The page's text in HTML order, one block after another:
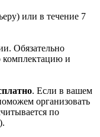
или в течение 7
Обязательно
комплектацию и
. Если в вашем
организовать
по